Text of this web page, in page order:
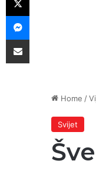
Home /
Svijet
Messenger
Podijeli putem E-maila